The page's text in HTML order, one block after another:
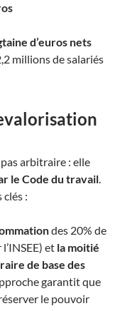
d’euros nets
millions de salariés
arbitraire : elle
le Code du travail.
:​
des 20% de
et la moitié
de base des
garantit que
le pouvoir